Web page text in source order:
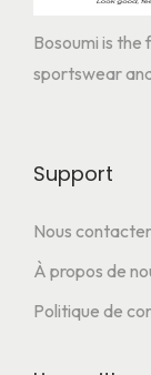
Bosoumi is the
sportswear
Support
Nous contacter
À propos de
Politique de